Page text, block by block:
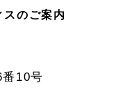
スのご案内
番 10号